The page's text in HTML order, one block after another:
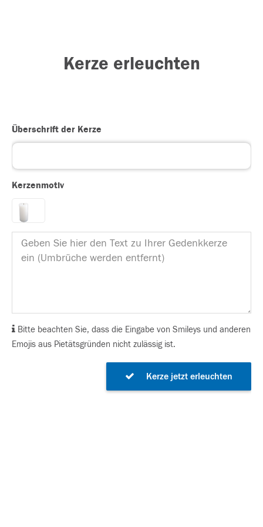
Kerze erleuchten
Überschrift der Kerze
Kerzenmotiv
Bitte beachten Sie, dass die Eingabe von Smileys und anderen
Emojis aus Pietätsgründen nicht zulässig ist.
Kerze jetzt erleuchten